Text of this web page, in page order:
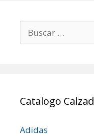
Catalogo
Adidas